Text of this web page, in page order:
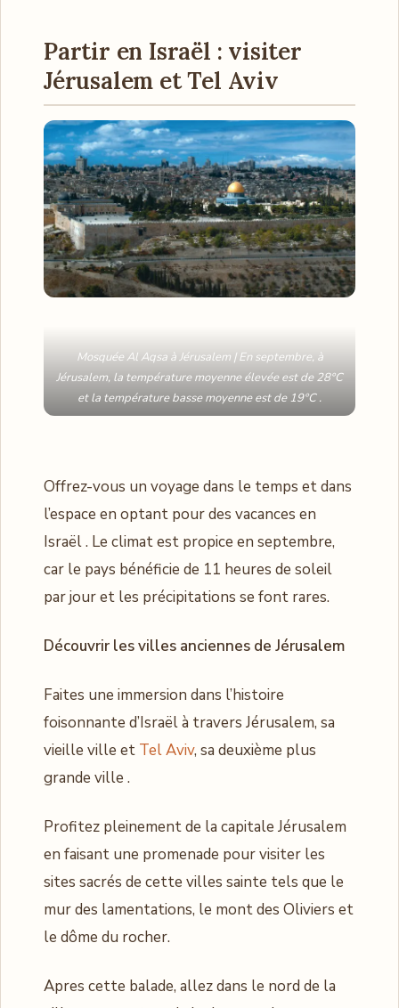
Partir en Israël : visiter
Jérusalem et Tel Aviv
Mosquée Al Aqsa à Jérusalem | En septembre, à
Jérusalem, la température moyenne élevée est de 28°C
et la température basse moyenne est de 19°C .
Offrez-vous un voyage dans le temps et dans
l’espace en optant pour des vacances en
Israël . Le climat est propice en septembre,
car le pays bénéficie de 11 heures de soleil
par jour et les précipitations se font rares.
Découvrir les villes anciennes de Jérusalem
Faites une immersion dans l’histoire
foisonnante d’Israël à travers Jérusalem, sa
vieille ville et Tel Aviv, sa deuxième plus
grande ville .
Profitez pleinement de la capitale Jérusalem
en faisant une promenade pour visiter les
sites sacrés de cette villes sainte tels que le
mur des lamentations, le mont des Oliviers et
le dôme du rocher.
Apres cette balade, allez dans le nord de la